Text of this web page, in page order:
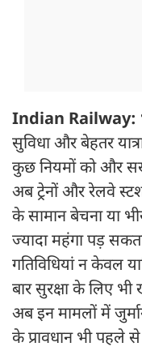
Indian Railway:
सुविधा और बेहतर
कुछ नियमों को और
अब ट्रेनों और रेलवे
के सामान बेचना या
ज्यादा महंगा पड़
गतिविधियां न केवल
बार सुरक्षा के लिए
अब इन मामलों में
के प्रावधान भी पहले